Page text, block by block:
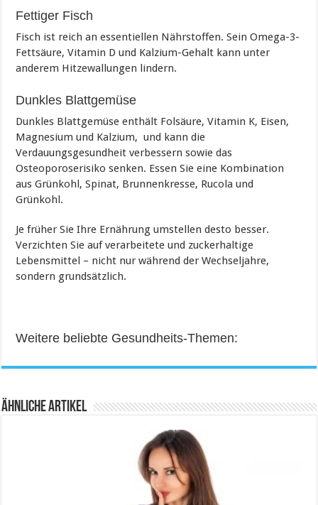
Fettiger Fisch
Fisch ist reich an essentiellen Nährstoffen. Sein Omega-3-
Fettsäure, Vitamin D und Kalzium-Gehalt kann unter
anderem Hitzewallungen lindern.
Dunkles Blattgemüse
Dunkles Blattgemüse enthält Folsäure, Vitamin K, Eisen,
Magnesium und Kalzium, und kann die
Verdauungsgesundheit verbessern sowie das
Osteoporoserisiko senken. Essen Sie eine Kombination
aus Grünkohl, Spinat, Brunnenkresse, Rucola und
Grünkohl.
Je früher Sie Ihre Ernährung umstellen desto besser.
Verzichten Sie auf verarbeitete und zuckerhaltige
Lebensmittel – nicht nur während der Wechseljahre,
sondern grundsätzlich.
Weitere beliebte Gesundheits-Themen:
Ähnliche Artikel